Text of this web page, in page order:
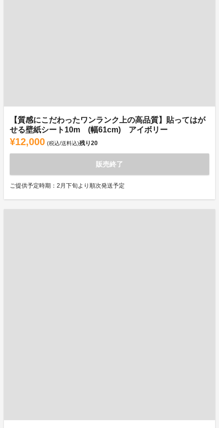
【質感にこだわったワンランク上の高品質】貼ってはが
せる壁紙シート10m (幅61cm) アイボリー
¥12,000 (税込/送料込)残り20
販売終了
ご提供予定時期：2月下旬より順次発送予定